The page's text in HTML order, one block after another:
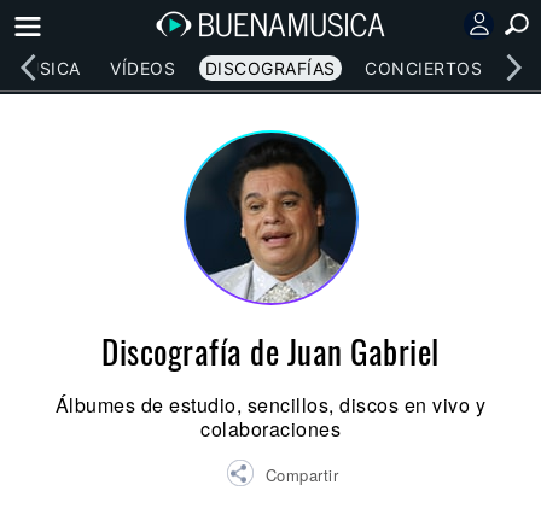
MÚSICA VÍDEOS DISCOGRAFÍAS CONCIERTOS
Discografía de Juan Gabriel
Álbumes de estudio, sencillos, discos en vivo y
colaboraciones
Compartir